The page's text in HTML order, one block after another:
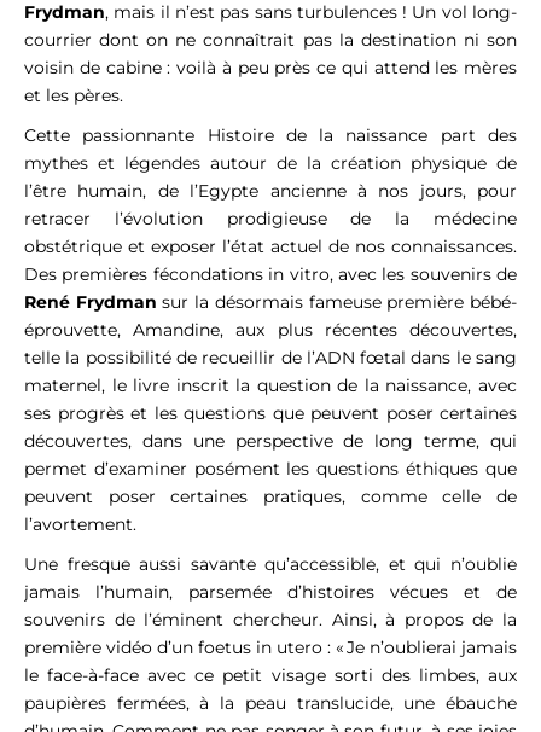
Frydman, mais il n’est pas sans turbulences ! Un vol long-
courrier dont on ne connaîtrait pas la destination ni son
voisin de cabine : voilà à peu près ce qui attend les mères
et les pères.
Cette passionnante Histoire de la naissance part des
mythes et légendes autour de la création physique de
l’être humain, de l’Egypte ancienne à nos jours, pour
retracer l’évolution prodigieuse de la médecine
obstétrique et exposer l’état actuel de nos connaissances.
Des premières fécondations in vitro, avec les souvenirs de
René Frydman sur la désormais fameuse première bébé-
éprouvette, Amandine, aux plus récentes découvertes,
telle la possibilité de recueillir de l’ADN fœtal dans le sang
maternel, le livre inscrit la question de la naissance, avec
ses progrès et les questions que peuvent poser certaines
découvertes, dans une perspective de long terme, qui
permet d’examiner posément les questions éthiques que
peuvent poser certaines pratiques, comme celle de
l’avortement.
Une fresque aussi savante qu’accessible, et qui n’oublie
jamais l’humain, parsemée d’histoires vécues et de
souvenirs de l’éminent chercheur. Ainsi, à propos de la
première vidéo d’un foetus in utero : « Je n’oublierai jamais
le face-à-face avec ce petit visage sorti des limbes, aux
paupières fermées, à la peau translucide, une ébauche